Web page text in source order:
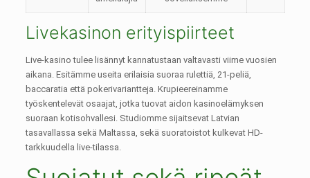
Livekasinon erityispiirteet
Live-kasino tulee lisännyt kannatustaan valtavasti viime vuosien
aikana. Esitämme useita erilaisia suoraa rulettiä, 21-peliä,
baccaratia että pokerivariantteja. Krupieereinamme
työskentelevät osaajat, jotka tuovat aidon kasinoelämyksen
suoraan kotisohvallesi. Studiomme sijaitsevat Latvian
tasavallassa sekä Maltassa, sekä suoratoistot kulkevat HD-
tarkkuudella live-tilassa.